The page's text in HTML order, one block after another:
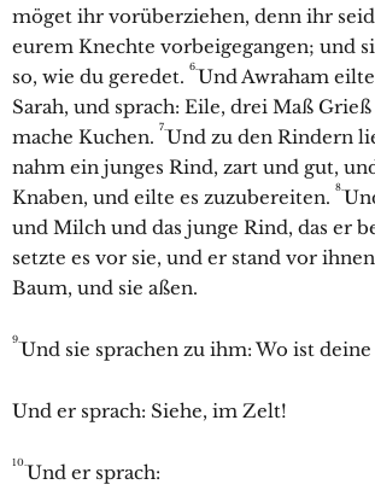
möget ihr vorüberziehen, denn ihr
eurem Knechte vorbeigegangen; und
so, wie du geredet. 6.Und Awraham
Sarah, und sprach: Eile, drei Maß
mache Kuchen. 7.Und zu den Rindern
nahm ein junges Rind, zart und gut,
Knaben, und eilte es zuzubereiten. 8.
und Milch und das junge Rind, das er
setzte es vor sie, und er stand vor
Baum, und sie aßen.
9.Und sie sprachen zu ihm: Wo ist deine
Und er sprach: Siehe, im Zelt!
10.Und er sprach: